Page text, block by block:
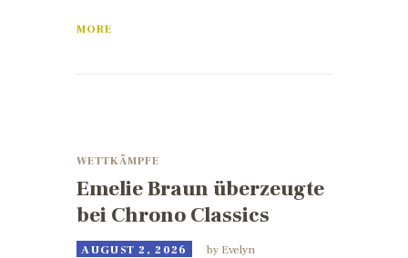
MORE
WETTKÄMPFE
Emelie Braun überzeugte
bei Chrono Classics
AUGUST 2, 2026 by Evelyn